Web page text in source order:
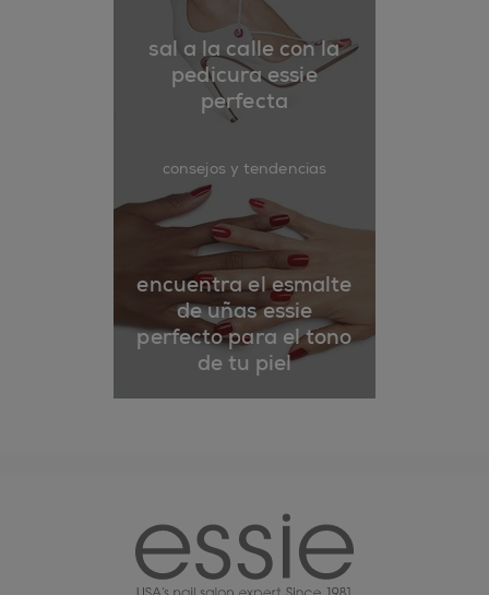
sal a la calle con la
pedicura essie
perfecta
consejos y tendencias
encuentra el esmalte
de uñas essie
perfecto para el tono
de tu piel